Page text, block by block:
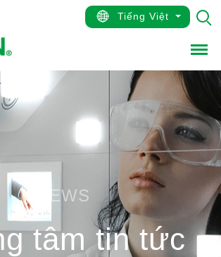
Tiếng Việt
Menu
NEWS
tâm tin tức